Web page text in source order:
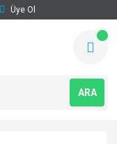
Üye Ol
ARA